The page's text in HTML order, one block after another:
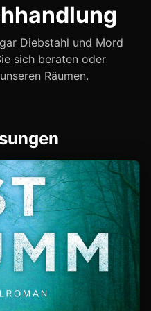
Diebstahl und Mord
sich beraten oder
Räumen.